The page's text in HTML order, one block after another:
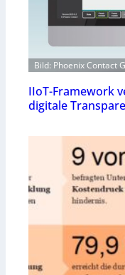
Bild: Phoenix Contact
IIoT-Framework
digitale